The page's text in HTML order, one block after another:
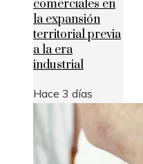
comerciales en
la expansión
territorial previa
a la era
industrial
Hace 3 días